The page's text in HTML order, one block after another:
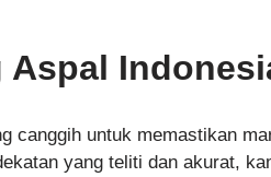
Aspal
canggih untuk memastikan
yang teliti dan akurat,